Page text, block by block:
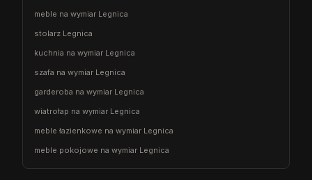
meble na wymiar Legnica
stolarz Legnica
kuchnia na wymiar Legnica
szafa na wymiar Legnica
garderoba na wymiar Legnica
wiatrołap na wymiar Legnica
meble łazienkowe na wymiar Legnica
meble pokojowe na wymiar Legnica